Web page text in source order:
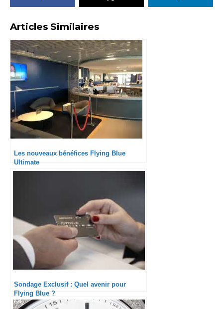
Articles Similaires
Les nouveaux bénéfices Flying Blue
Ultimate
Sondage Exclusif : Quel avenir pour
Flying Blue ?